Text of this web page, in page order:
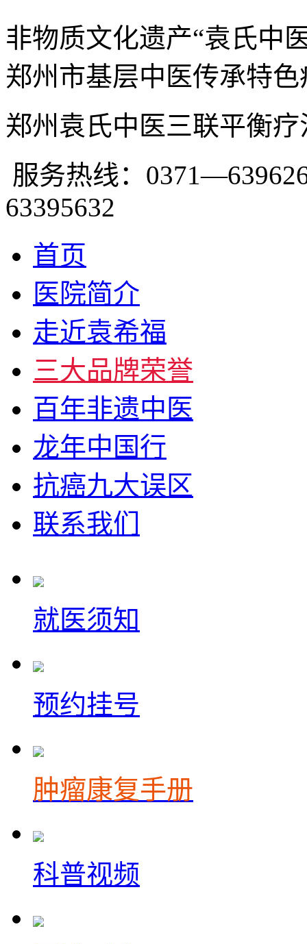
非物质文化遗产“袁氏中
郑州市基层中医传承特
郑州袁氏中医三联平衡
服务热线：
63395632
首页
医院简介
走近袁希福
三大品牌荣誉
百年非遗中医
龙年中国行
抗癌九大误区
联系我们
就医须知
预约挂号
肿瘤康复手册
科普视频